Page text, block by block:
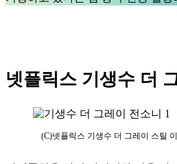
넷플릭스 기생수 더
(C)넷플릭스 기생수 더 그레이 스틸